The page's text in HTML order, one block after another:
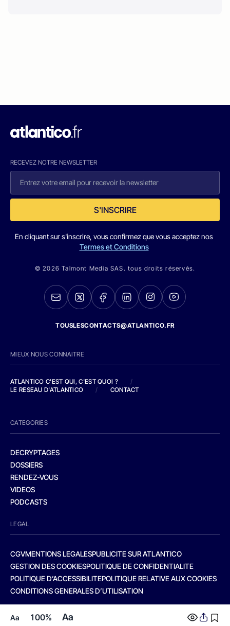
Aa 100% Aa
RECEVEZ NOTRE NEWSLETTER
S'INSCRIRE
En cliquant sur s'inscrire, vous confirmez que vous acceptez nos
Termes et Conditions
© 2026 Talmont Media SAS. tous droits réservés.
TOUSLESCONTACTS@ATLANTICO.FR
MIEUX NOUS CONNAITRE
ATLANTICO C'EST QUI, C'EST QUOI ?
/
LE RESEAU D'ATLANTICO
/ CONTACT
CATEGORIES
DECRYPTAGES
DOSSIERS
RENDEZ-VOUS
VIDEOS
PODCASTS
LEGAL
CGVMENTIONS LEGALESPUBLICITE SUR ATLANTICO
GESTION DES COOKIESPOLITIQUE DE CONFIDENTIALITE
POLITIQUE D’ACCESSIBILITEPOLITIQUE RELATIVE AUX COOKIES
CONDITIONS GENERALES D’UTILISATION